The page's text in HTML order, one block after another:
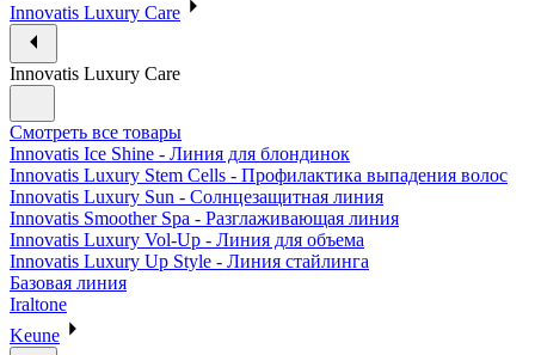
Innovatis Luxury Care
Innovatis Luxury Care
Смотреть все товары
Innovatis Ice Shine - Линия для блондинок
Innovatis Luxury Stem Cells - Профилактика выпадения волос
Innovatis Luxury Sun - Солнцезащитная линия
Innovatis Smoother Spa - Разглаживающая линия
Innovatis Luxury Vol-Up - Линия для объема
Innovatis Luxury Up Style - Линия стайлинга
Базовая линия
Iraltone
Keune